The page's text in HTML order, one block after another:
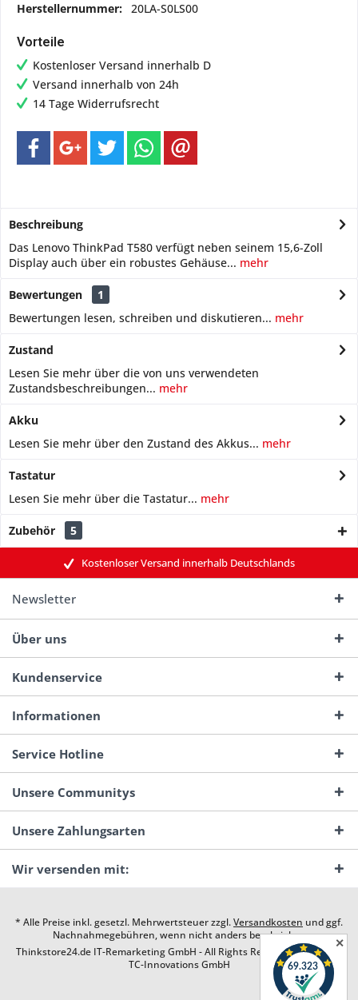
Herstellernummer: 20LA-S0LS00
Vorteile
Kostenloser Versand innerhalb D
Versand innerhalb von 24h
14 Tage Widerrufsrecht
Beschreibung
Das Lenovo ThinkPad T580 verfügt neben seinem 15,6-Zoll
Display auch über ein robustes Gehäuse... mehr
Bewertungen
1
Bewertungen lesen, schreiben und diskutieren... mehr
Zustand
Lesen Sie mehr über die von uns verwendeten
Zustandsbeschreibungen... mehr
Akku
Lesen Sie mehr über den Zustand des Akkus... mehr
Tastatur
Lesen Sie mehr über die Tastatur... mehr
Zubehör 5
Kostenloser Versand innerhalb Deutschlands
Newsletter
Über uns
Kundenservice
Informationen
Service Hotline
Unsere Communitys
Unsere Zahlungsarten
Wir versenden mit:
* Alle Preise inkl. gesetzl. Mehrwertsteuer zzgl.Versandkosten und ggf.
Nachnahmegebühren, wenn nicht anders beschrieben
Thinkstore24.de IT-Remarketing GmbH - All Rights Reserved. Design by
TC-Innovations GmbH
✕